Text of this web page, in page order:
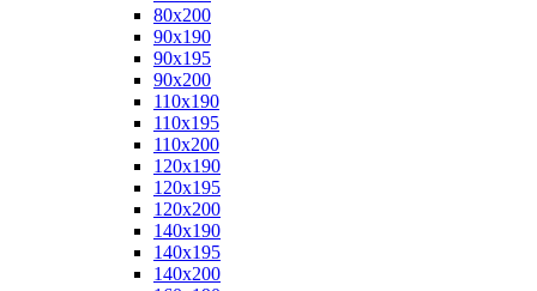
80x200
90x190
90x195
90x200
110x190
110x195
110x200
120x190
120x195
120x200
140x190
140x195
140x200